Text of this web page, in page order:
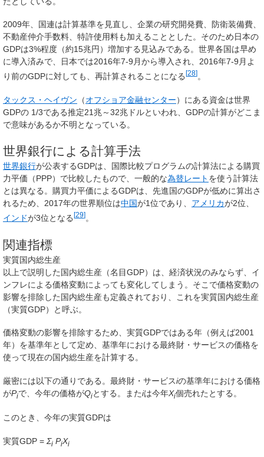
2009年、国連は計算基準を見直し、企業の研究開発費、防衛装備費、
不動産仲介手数料、特許使用料も加えることとした。そのため日本の
GDPは3%程度（約15兆円）増加する見込みである。世界各国は早め
に導入済みで、日本では2016年7-9月から導入され、2016年7-9月よ
り前のGDPに対しても、再計算されることになる [28] 。
タックス・ヘイヴン （オフショア金融センター）にある資金は世界
GDPの 1/3である推定21兆～32兆ドルといわれ、GDPの計算がどこま
で意味があるか不明となっている。
世界銀行による計算手法
世界銀行が公表するGDPは、国際比較プログラムの計算法による購買
力平価（PPP）で比較したもので、一般的な為替レート を使う計算法
とは異なる。購買力平価によるGDPは、先進国のGDPが低めに算出さ
れるため、2017年の世界順位は中国が1位であり、 アメリカが2位、
インドが3位となる [29] 。
関連指標
実質国内総生産
以上で説明した国内総生産（名目GDP）は、経済状況のみならず、イ
ンフレによる価格変動によっても変化してしまう。そこで価格変動の
影響を排除した国内総生産も定義されており、これを実質国内総生産
（実質GDP）と呼ぶ。
価格変動の影響を排除するため、実質GDPではある年（例えば2001
年）を基準年として定め、基準年における最終財・サービスの価格を
使って現在の国内総生産を計算する。
厳密には以下の通りである。最終財・サービスiの基準年における価格
がPiで、今年の価格がQiとする。またiは今年Xi個売れたとする。
このとき、今年の実質GDPは
実質GDP = Σi PiXi